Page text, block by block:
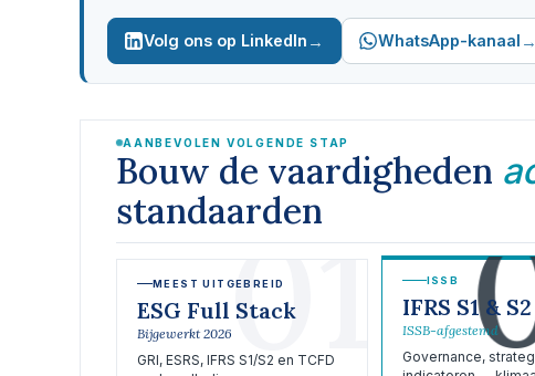
Volg ons op LinkedIn → WhatsApp-kanaal →
AANBEVOLEN VOLGENDE STAP
Bouw de vaardigheden
standaarden
01
MEEST UITGEBREID
ESG Full Stack
Bijgewerkt 2026
GRI, ESRS, IFRS S1/S2 en TCFD
ISSB
IFRS S1 & S2
ISSB-afgestemd
Governance,